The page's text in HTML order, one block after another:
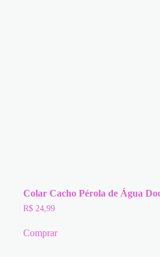
Colar Cacho Pérola de Água
R$24,99
Comprar